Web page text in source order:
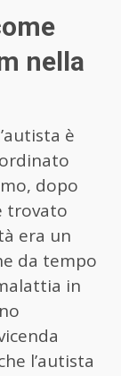
nella
è
dopo
trovato
era un
da tempo
in
l’autista